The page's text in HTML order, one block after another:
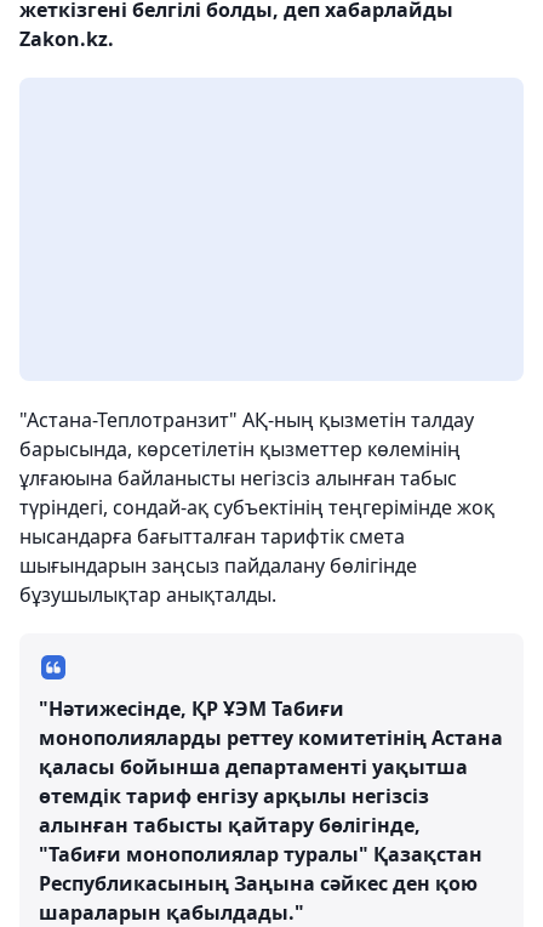
жеткізгені белгілі болды, деп хабарлайды
Zakon.kz.
"Астана-Теплотранзит" АҚ-ның қызметін талдау
барысында, көрсетілетін қызметтер көлемінің
ұлғаюына байланысты негізсіз алынған табыс
түріндегі, сондай-ақ субъектінің теңгерімінде жоқ
нысандарға бағытталған тарифтік смета
шығындарын заңсыз пайдалану бөлігінде
бұзушылықтар анықталды.
"Нәтижесінде, ҚР ҰЭМ Табиғи
монополияларды реттеу комитетінің Астана
қаласы бойынша департаменті уақытша
өтемдік тариф енгізу арқылы негізсіз
алынған табысты қайтару бөлігінде,
"Табиғи монополиялар туралы" Қазақстан
Республикасының Заңына сәйкес ден қою
шараларын қабылдады."